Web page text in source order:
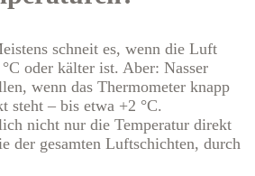
schneit es, wenn die Luft
oder kälter ist. Aber: Nasser
wenn das Thermometer knapp
steht – bis etwa +2 °C.
nicht nur die Temperatur direkt
der gesamten Luftschichten, durch